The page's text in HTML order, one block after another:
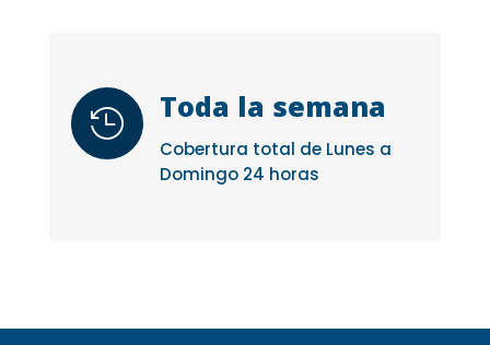
 Toda la semana
Cobertura total de Lunes a
Domingo 24 horas